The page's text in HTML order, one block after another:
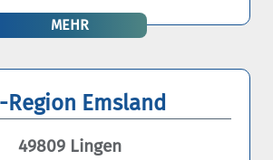
MEHR
Region Emsland
49809 Lingen